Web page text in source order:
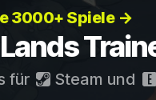
3000+ Spiele →
für Steam und